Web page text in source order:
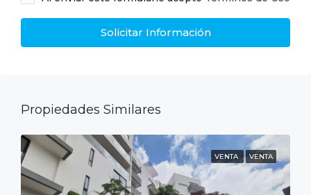
Solicitar Información
Propiedades Similares
VENTA VENTA